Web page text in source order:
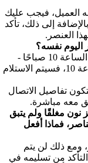
العميل، فيجب عليك
إلى ذلك، تأكد
العنصر.
إذا تم إنشاء طلب الاستلام (إنشاء الشحنة) قبل الساعة 10 صباحًا -
فسيتم جمعه في نفس اليوم، وإذا كان بعد الساعة 10، فسيتم الاستلام
تفاصيل الاتصال
معه مباشرة.
نون مغلقًا ولم يتبق
فماذا أفعل
ومع ذلك لن يتم
التأكد من تسليمه في